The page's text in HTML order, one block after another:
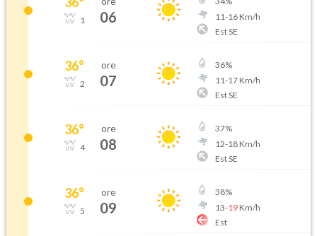
1 06
11-16Km/h
Est SE
36°
2
ore
07
36%
11-17Km/h
Est SE
36°
4
ore
08
37%
12-18Km/h
Est SE
36°
5
ore
09
38%
13-19Km/h
Est